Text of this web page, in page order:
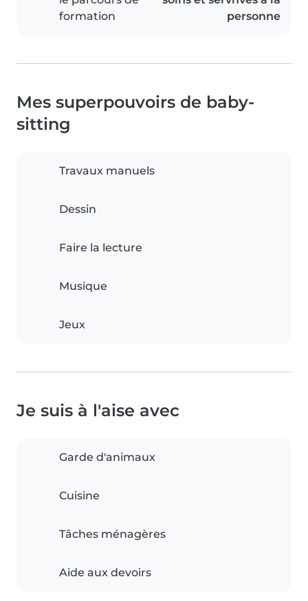
formation
personne
Mes superpouvoirs de baby-
sitting
Travaux manuels
Dessin
Faire la lecture
Musique
Jeux
Je suis à l'aise avec
Garde d'animaux
Cuisine
Tâches ménagères
Aide aux devoirs